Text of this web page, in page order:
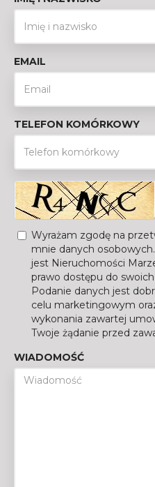
EMAIL
TELEFON KOMÓRKOWY
Wyrażam zgodę na
mnie danych
jest Nieruchomości
prawo dostępu do
Podanie danych jest
celu marketingowym
wykonania zawartej
Twoje żądanie przed
WIADOMOŚĆ